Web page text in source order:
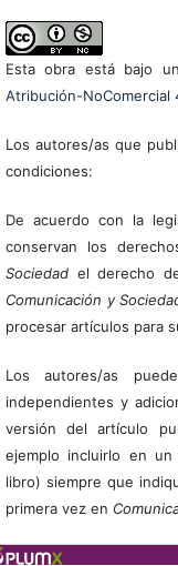
Esta obra está bajo
Atribución-NoComercial
Los autores/as que
condiciones:
De acuerdo con la
conservan los
Sociedadel derecho de
Comunicación y
procesar artículos para
Los autores/as
independientes y
versión del artículo
ejemplo incluirlo en
libro) siempre que
primera vez en